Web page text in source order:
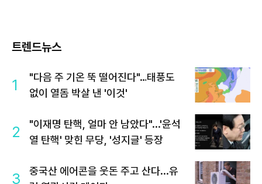
트렌드뉴스
1
"다음 주 기온 뚝 떨어진다"…태풍도
없이 열돔 박살 낸 '이것'
2
"이재명 탄핵, 얼마 안 남았다"...'윤석
열 탄핵' 맞힌 무당, '성지글' 등장
3
중국산 에어콘을 웃돈 주고 산다...유